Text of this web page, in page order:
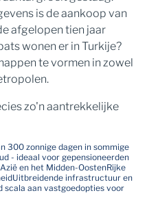
is de aankoop van
afgelopen tien jaar
wonen er in Turkije?
te vormen in zowel
zo'n aantrekkelijke
300 zonnige dagen in sommige
- ideaal voor gepensioneerden
en het Midden-OostenRijke
Uitbreidende infrastructuur en
scala aan vastgoedopties voor